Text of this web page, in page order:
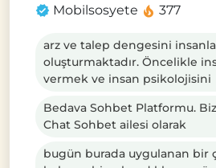
Mobilsosyete 377
arz ve talep dengesini
oluşturmaktadır. Öncelikle
vermek ve insan psikolojisini
Bedava Sohbet Platformu.
Chat Sohbet ailesi olarak
bugün burada uygulanan bir